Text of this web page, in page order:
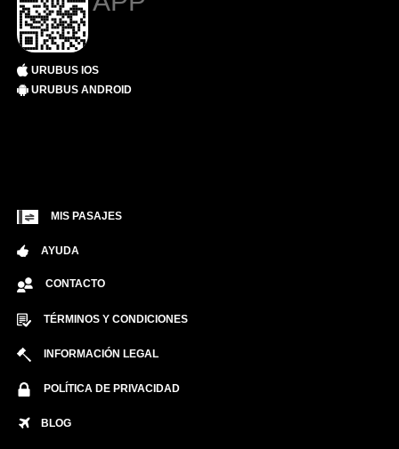
URUBUS IOS
URUBUS ANDROID
MIS PASAJES
AYUDA
CONTACTO
TÉRMINOS Y CONDICIONES
INFORMACIÓN LEGAL
POLÍTICA DE PRIVACIDAD
BLOG